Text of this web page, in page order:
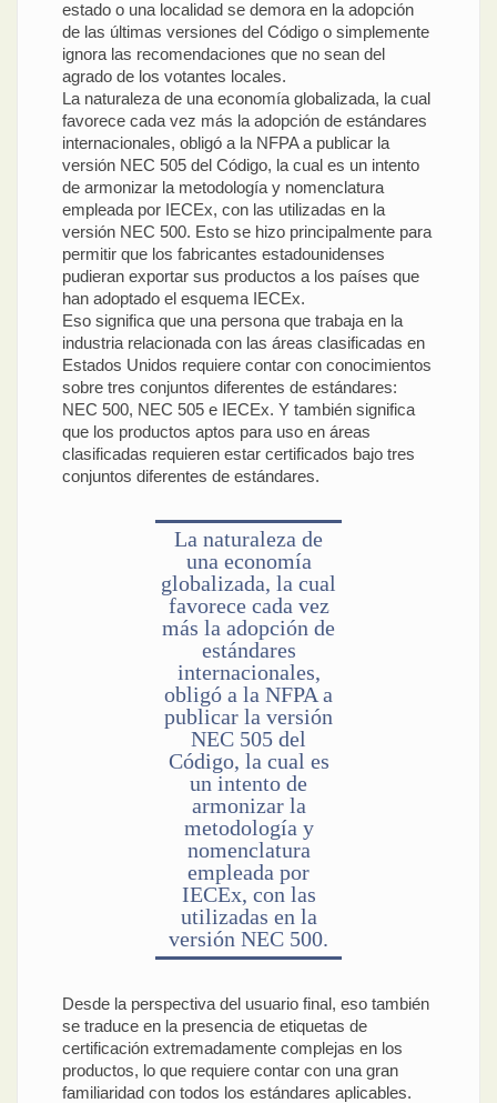
estado o una localidad se demora en la adopción
de las últimas versiones del Código o simplemente
ignora las recomendaciones que no sean del
agrado de los votantes locales.
La naturaleza de una economía globalizada, la cual
favorece cada vez más la adopción de estándares
internacionales, obligó a la NFPA a publicar la
versión NEC 505 del Código, la cual es un intento
de armonizar la metodología y nomenclatura
empleada por IECEx, con las utilizadas en la
versión NEC 500. Esto se hizo principalmente para
permitir que los fabricantes estadounidenses
pudieran exportar sus productos a los países que
han adoptado el esquema IECEx.
Eso significa que una persona que trabaja en la
industria relacionada con las áreas clasificadas en
Estados Unidos requiere contar con conocimientos
sobre tres conjuntos diferentes de estándares:
NEC 500, NEC 505 e IECEx. Y también significa
que los productos aptos para uso en áreas
clasificadas requieren estar certificados bajo tres
conjuntos diferentes de estándares.
La naturaleza de
una economía
globalizada, la cual
favorece cada vez
más la adopción de
estándares
internacionales,
obligó a la NFPA a
publicar la versión
NEC 505 del
Código, la cual es
un intento de
armonizar la
metodología y
nomenclatura
empleada por
IECEx, con las
utilizadas en la
versión NEC 500.
Desde la perspectiva del usuario final, eso también
se traduce en la presencia de etiquetas de
certificación extremadamente complejas en los
productos, lo que requiere contar con una gran
familiaridad con todos los estándares aplicables.